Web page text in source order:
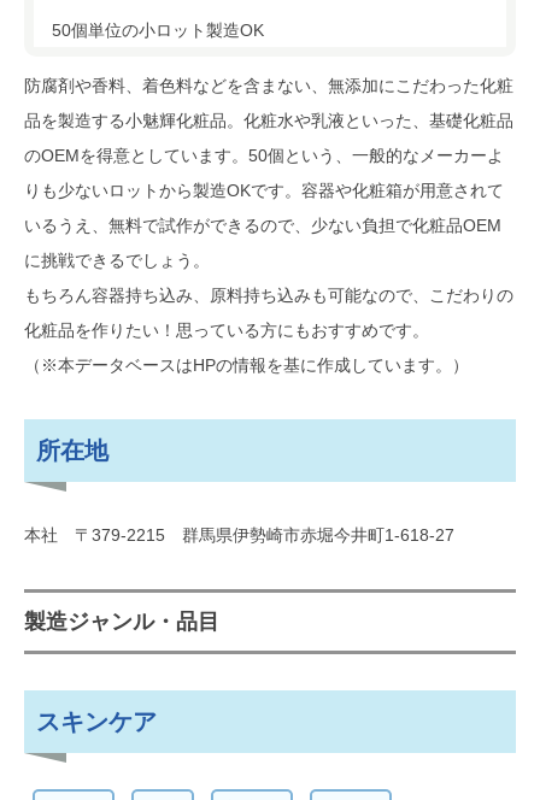
50個単位の小ロット製造OK
防腐剤や香料、着色料などを含まない、無添加にこだわった化粧
品を製造する小魅輝化粧品。化粧水や乳液といった、基礎化粧品
のOEMを得意としています。50個という、一般的なメーカーよ
りも少ないロットから製造OKです。容器や化粧箱が用意されて
いるうえ、無料で試作ができるので、少ない負担で化粧品OEM
に挑戦できるでしょう。
もちろん容器持ち込み、原料持ち込みも可能なので、こだわりの
化粧品を作りたい！思っている方にもおすすめです。
（※本データベースはHPの情報を基に作成しています。）
所在地
本社 〒379-2215 群馬県伊勢崎市赤堀今井町1-618-27
製造ジャンル・品目
スキンケア